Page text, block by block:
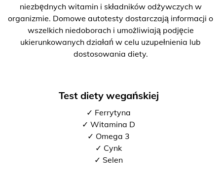
niezbędnych witamin i składników odżywczych w
organizmie. Domowe autotesty dostarczają informacji o
wszelkich niedoborach i umożliwiają podjęcie
ukierunkowanych działań w celu uzupełnienia lub
dostosowania diety.
Test diety wegańskiej
✓ Ferrytyna
✓ Witamina D
✓ Omega 3
✓ Cynk
✓ Selen